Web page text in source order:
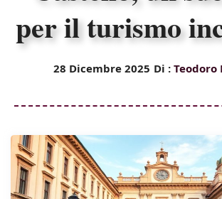
per il turismo
28 Dicembre 2025 Di : Teodoro